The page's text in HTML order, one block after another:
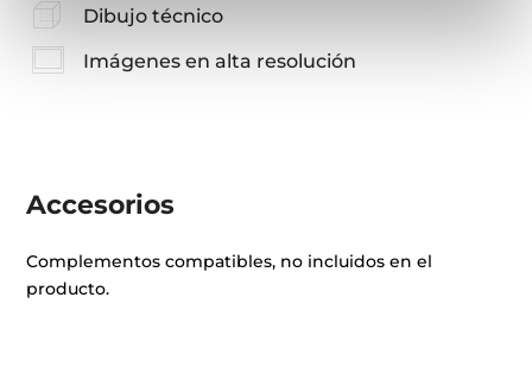
Dibujo técnico
Imágenes en alta resolución
Accesorios
Complementos compatibles, no incluidos en el
producto.